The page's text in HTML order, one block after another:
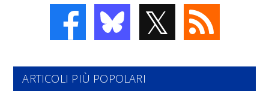
𝕏
ARTICOLI PIÙ POPOLARI